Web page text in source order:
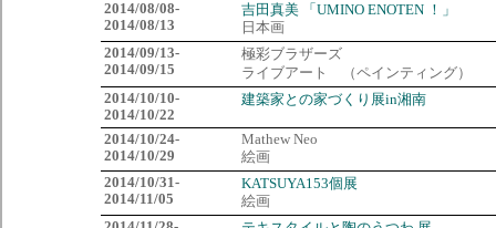
2014/08/08-
2014/08/13
吉田真美 「UMINO ENOTEN ！」
日本画
2014/09/13-
2014/09/15
極彩ブラザーズ
ライブアート （ペインティング）
2014/10/10-
2014/10/22
建築家との家づくり展in湘南
2014/10/24-
2014/10/29
Mathew Neo
絵画
2014/10/31-
2014/11/05
KATSUYA153個展
絵画